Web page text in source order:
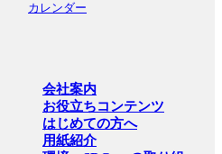
カレンダー
会社案内
お役立ちコンテンツ
はじめての方へ
用紙紹介